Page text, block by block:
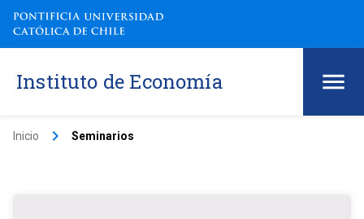
Instituto de Economía
Inicio keyboard_arrow_right Seminarios